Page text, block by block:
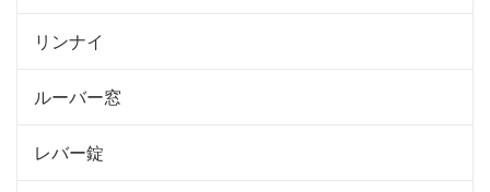
リンナイ
ルーバー窓
レバー錠